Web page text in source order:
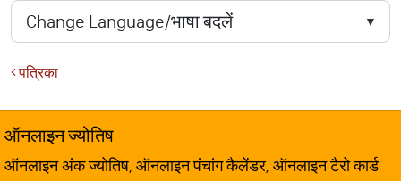
पत्रिका
ऑनलाइन ज्योतिष
ऑनलाइन अंक ज्योतिष, ऑनलाइन पंचांग कैलेंडर, ऑनलाइन टैरो कार्ड